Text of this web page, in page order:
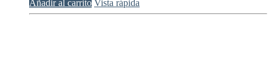
Añadir al carrito Vista rápida